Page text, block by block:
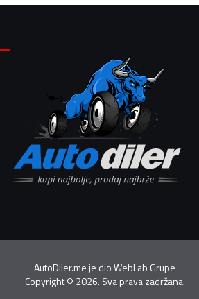
AutoDiler.me je dioWebLab Grupe
Copyright© 2026. Sva prava zadržana.